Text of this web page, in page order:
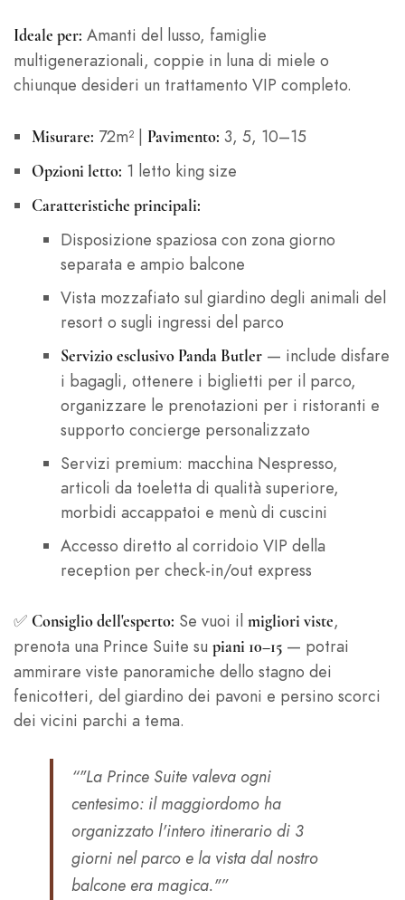
Ideale per: Amanti del lusso, famiglie
multigenerazionali, coppie in luna di miele o
chiunque desideri un trattamento VIP completo.
Misurare: 72m² | Pavimento: 3, 5, 10–15
Opzioni letto: 1 letto king size
Caratteristiche principali:
Disposizione spaziosa con zona giorno
separata e ampio balcone
Vista mozzafiato sul giardino degli animali del
resort o sugli ingressi del parco
Servizio esclusivo Panda Butler— include disfare
i bagagli, ottenere i biglietti per il parco,
organizzare le prenotazioni per i ristoranti e
supporto concierge personalizzato
Servizi premium: macchina Nespresso,
articoli da toeletta di qualità superiore,
morbidi accappatoi e menù di cuscini
Accesso diretto al corridoio VIP della
reception per check-in/out express
✅ Consiglio dell'esperto: Se vuoi il migliori viste,
prenota una Prince Suite su piani 10–15 — potrai
ammirare viste panoramiche dello stagno dei
fenicotteri, del giardino dei pavoni e persino scorci
dei vicini parchi a tema.
“"La Prince Suite valeva ogni
centesimo: il maggiordomo ha
organizzato l'intero itinerario di 3
giorni nel parco e la vista dal nostro
balcone era magica."”